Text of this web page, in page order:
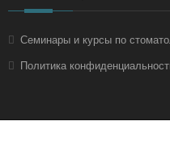
Семинары и курсы по
Политика